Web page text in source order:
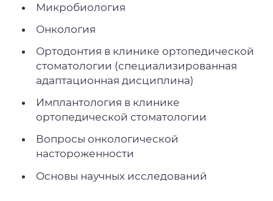
Микробиология
Онкология
Ортодонтия в клинике ортопедической
стоматологии (специализированная
адаптационная дисциплина)
Имплантология в клинике
ортопедической стоматологии
Вопросы онкологической
настороженности
Основы научных исследований